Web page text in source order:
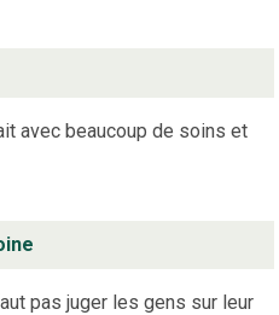
avec beaucoup de soins et
pas juger les gens sur leur